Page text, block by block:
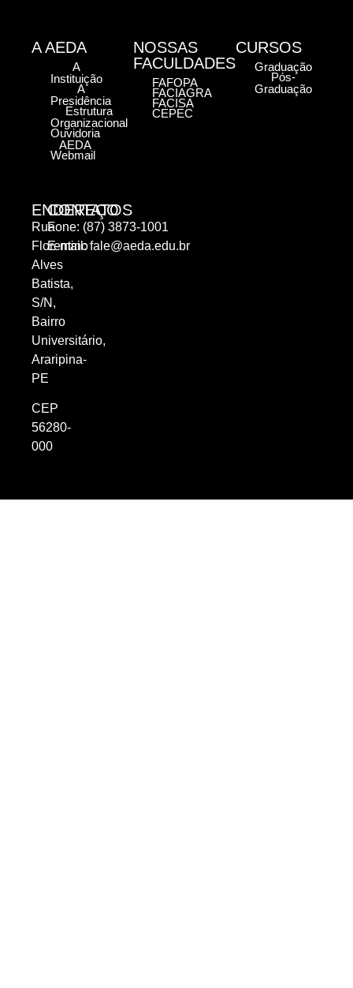
ENDEREÇO
Rua
Florentino
Alves
Batista,
S/N,
Bairro
Universitário,
Araripina-
PE
CEP
56280-
000
CONTATOS
Fone: (87) 3873-1001
E-mail:fale@aeda.edu.br
A AEDA
A
Instituição
A
Presidência
Estrutura
Organizacional
Ouvidoria
AEDA
Webmail
NOSSAS
FACULDADES
FAFOPA
FACIAGRA
FACISA
CEPEC
CURSOS
Graduação
Pós-
Graduação